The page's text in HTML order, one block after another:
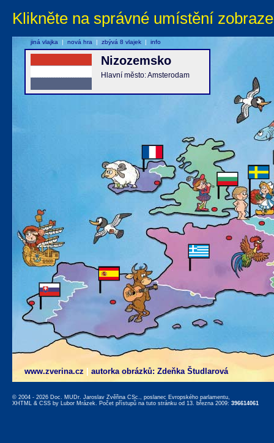
Klikněte na správné umístění
www.zverina.cz autorka obrázků: Zdeňka Študlarová
Nizozemsko
Hlavní město: Amsterodam
jiná vlajka | nová hra | zbývá 8 vlajek | info
© 2004 - 2026 Doc. MUDr. Jaroslav Zvěřina CSc., poslanec Evropského parlamentu,
XHTML & CSS by Lubor Mrázek. Počet přístupů na tuto stránku od 13. března 2009: 396614061